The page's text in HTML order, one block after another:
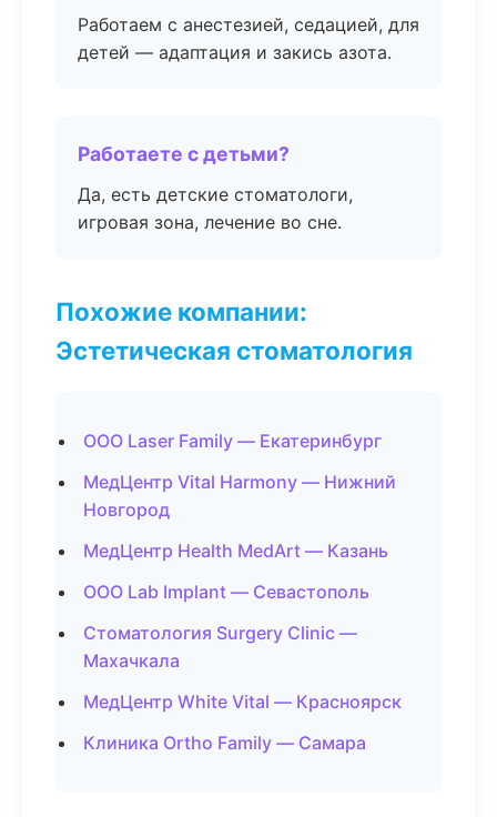
Работаем с анестезией, седацией, для
детей — адаптация и закись азота.
Работаете с детьми?
Да, есть детские стоматологи,
игровая зона, лечение во сне.
Похожие компании:
Эстетическая стоматология
ООО Laser Family — Екатеринбург
МедЦентр Vital Harmony — Нижний
Новгород
МедЦентр Health MedArt — Казань
ООО Lab Implant — Севастополь
Стоматология Surgery Clinic —
Махачкала
МедЦентр White Vital — Красноярск
Клиника Ortho Family — Самара